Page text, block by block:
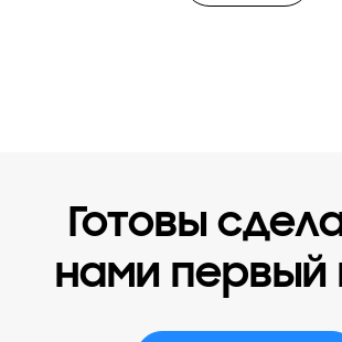
Готовы
нами первый